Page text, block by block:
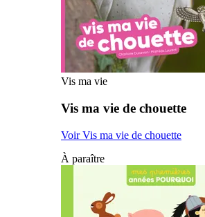
Vis ma vie
Vis ma vie de chouette
Voir Vis ma vie de chouette
À paraître